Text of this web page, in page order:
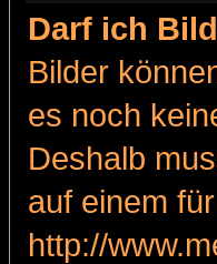
Darf ich
Bilder
es noch
Deshalb
auf einem
http://